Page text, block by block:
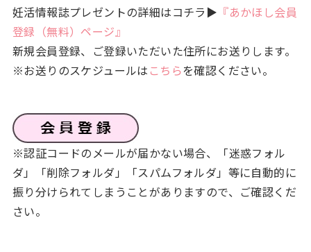
妊活情報誌プレゼントの詳細はコチラ▶ 『あかほし会員
登録（無料）ページ』
新規会員登録、ご登録いただいた住所にお送りします。
※お送りのスケジュールは こちらを確認ください。
※認証コードのメールが届かない場合、「迷惑フォル
ダ」「削除フォルダ」「スパムフォルダ」等に自動的に
振り分けられてしまうことがありますので、ご確認くだ
さい。